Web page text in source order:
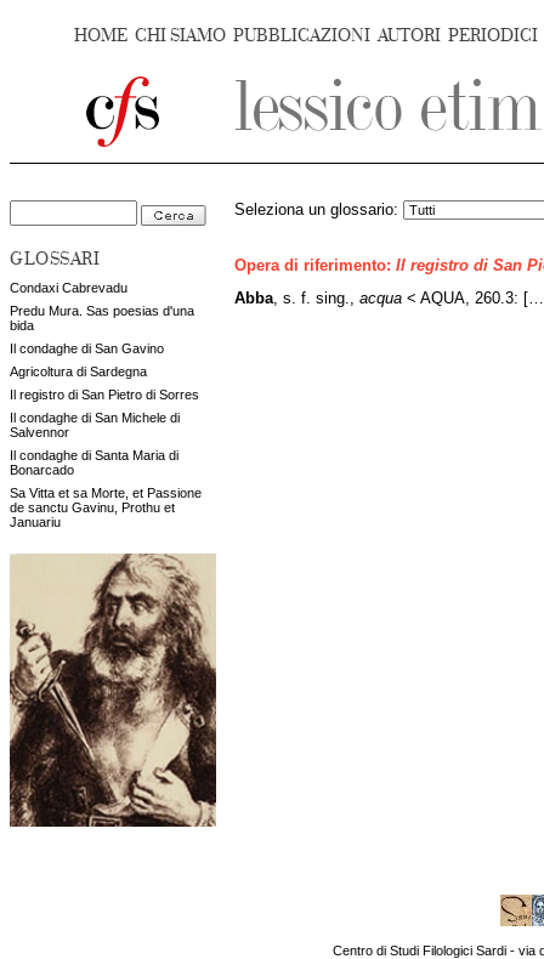
HOME CHI SIAMO PUBBLICAZIONI AUTORI PERIODICI
GLOSSARI
Condaxi Cabrevadu
Predu Mura. Sas poesias d'una
bida
Il condaghe di San Gavino
Agricoltura di Sardegna
Il registro di San Pietro di Sorres
Il condaghe di San Michele di
Salvennor
Il condaghe di Santa Maria di
Bonarcado
Sa Vitta et sa Morte, et Passione
de sanctu Gavinu, Prothu et
Januariu
Seleziona un glossario:
Opera di riferimento: Il registro di San
Abba , s. f. sing., acqua < AQUA, 260.3:
Centro di Studi Filologici Sardi - via